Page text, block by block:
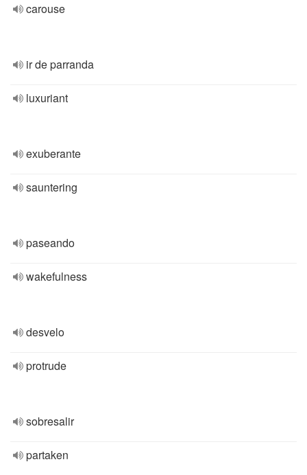
carouse
ir de parranda
luxuriant
exuberante
sauntering
paseando
wakefulness
desvelo
protrude
sobresalir
partaken